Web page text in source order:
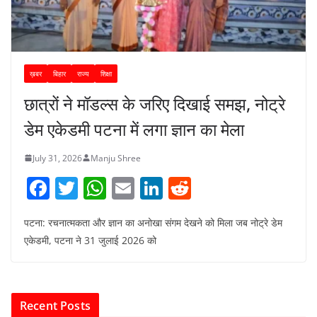
ख़बर बिहार राज्य शिक्षा
छात्रों ने मॉडल्स के जरिए दिखाई समझ, नोट्रे
डेम एकेडमी पटना में लगा ज्ञान का मेला
July 31, 2026 Manju Shree
F
c
o
T
itt
W
at
E
m
ai
Li
n
k
e
d
पटना: रचनात्मकता और ज्ञान का अनोखा संगम देखने को मिला जब नोट्रे डेम
एकेडमी, पटना ने 31 जुलाई 2026 को
Recent Posts